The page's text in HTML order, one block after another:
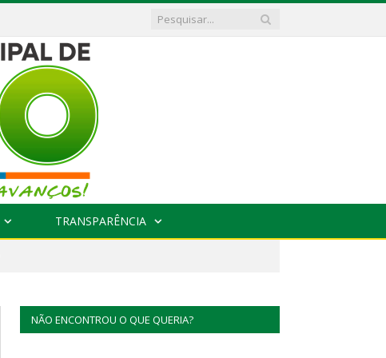
TRANSPARÊNCIA
NÃO ENCONTROU O QUE QUERIA?